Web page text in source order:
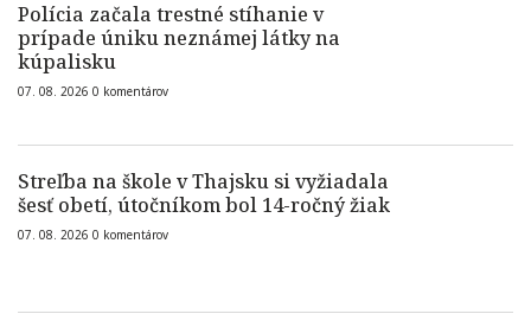
Polícia začala trestné stíhanie v
prípade úniku neznámej látky na
kúpalisku
07. 08. 2026 0 komentárov
Streľba na škole v Thajsku si vyžiadala
šesť obetí, útočníkom bol 14-ročný žiak
07. 08. 2026 0 komentárov